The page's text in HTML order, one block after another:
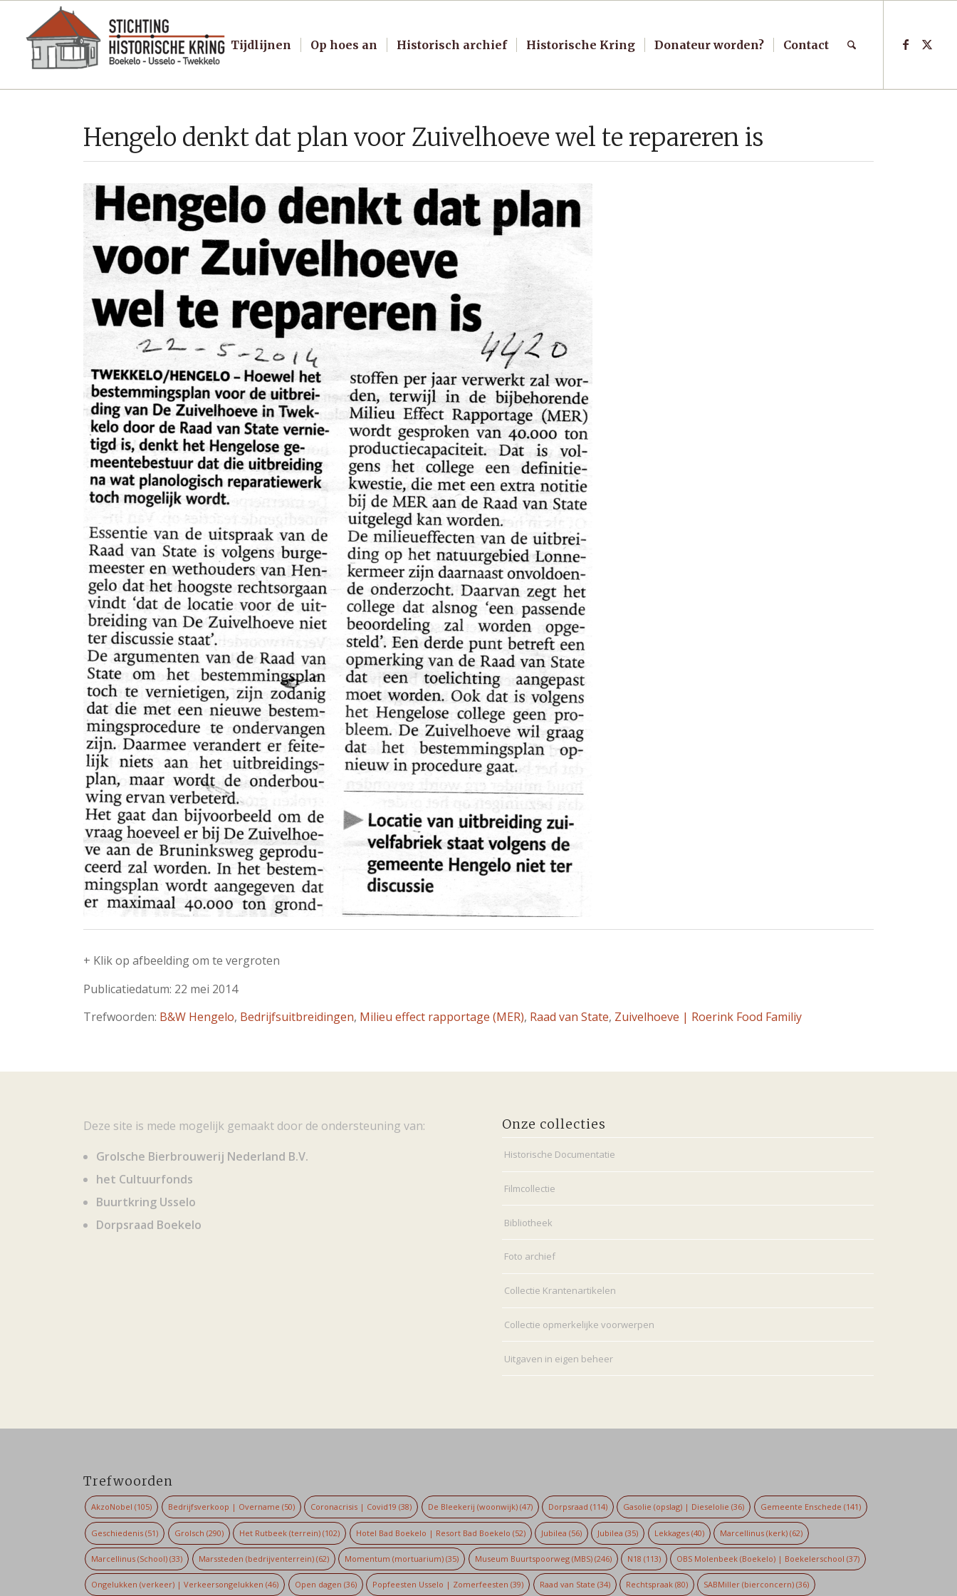
Tijdlijnen Op hoes an Historisch archief Historische Kring Donateur worden? Contact
Hengelo denkt dat plan voor Zuivelhoeve wel te repareren is
+ Klik op afbeelding om te vergroten
Publicatiedatum: 22 mei 2014
Trefwoorden: B&W Hengelo, Bedrijfsuitbreidingen, Milieu effect rapportage (MER), Raad van State, Zuivelhoeve | Roerink Food Familiy
Deze site is mede mogelijk gemaakt door de ondersteuning van:
Grolsche Bierbrouwerij Nederland B.V.
het Cultuurfonds
Buurtkring Usselo
Dorpsraad Boekelo
Onze collecties
Historische Documentatie
Filmcollectie
Bibliotheek
Foto archief
Collectie Krantenartikelen
Collectie opmerkelijke voorwerpen
Uitgaven in eigen beheer
Trefwoorden
AkzoNobel (105) Bedrijfsverkoop | Overname (50) Coronacrisis | Covid19 (38) De Bleekerij (woonwijk)(47) Dorpsraad (114) Gasolie (opslag) | Dieselolie (36) Gemeente Enschede (141)
Geschiedenis (51) Grolsch (290) Het Rutbeek (terrein) (102) Hotel Bad Boekelo | Resort Bad Boekelo (52) Jubilea (56) Jubilea (35) Lekkages(40) Marcellinus (kerk) (62)
Marcellinus (School) (33) Marssteden (bedrijventerrein)(62) Momentum (mortuarium) (35) Museum Buurtspoorweg (MBS)(246) N18 (113) OBS Molenbeek (Boekelo) | Boekelerschool (37)
Ongelukken (verkeer) | Verkeersongelukken (46) Open dagen (36) Popfeesten Usselo | Zomerfeesten (39) Raad van State (34) Rechtspraak(80) SABMiller (bierconcern) (36)